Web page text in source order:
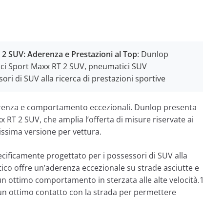
SUV: Aderenza e Prestazioni al Top: Dunlop
Maxx RT 2 SUV, pneumatici SUV
di SUV alla ricerca di prestazioni sportive
e comportamento eccezionali. Dunlop presenta
2 SUV, che amplia l’offerta di misure riservate ai
versione per vettura.
progettato per i possessori di SUV alla
offre un’aderenza eccezionale su strade asciutte e
ottimo comportamento in sterzata alle alte velocità.1
ottimo contatto con la strada per permettere